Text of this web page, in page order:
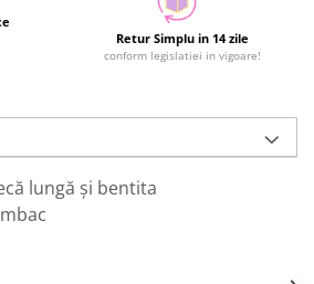
Retur Simplu in 14 zile
conform legislatiei in vigoare!
lungă și bentita